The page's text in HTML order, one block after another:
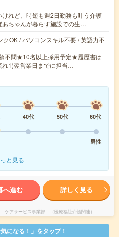
けれど、時短も週2日勤務も叶う介護
あちゃんが暮らす施設での生…
クOK / パソコンスキル不要 / 英語力不
不問★10名以上採用予定★履歴書は
1)翌営業日までに担当…
40代 50代
60代
男性
と見る
へ進む 詳しく見る
ケアサービス事業部 （医療福祉介護関連）
になる！」をタップ！